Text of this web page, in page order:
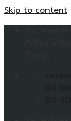
Skip to content